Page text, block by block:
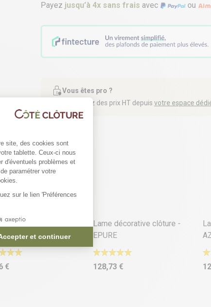
Payez jusqu’à 4x sans frais avec ou
Vous êtes pro ?
Bénéficiez des prix HT depuis votre espace
haute aluminium -
| ELYO
€
Lame décorative clôture -
EPURE
128,73 €
Consentement : Personnalisez vos
site, des cookies sont
tablette. Ceux-ci nous
d'éventuels problèmes et
paramétrer votre
sur le lien 'Préférences
et continuer